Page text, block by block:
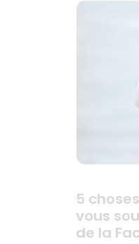
5
vous
de la